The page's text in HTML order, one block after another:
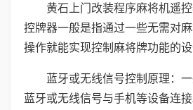
黄石上门改装程序麻将机遥
控牌器一般是指通过一些无需对
操作就能实现控制麻将牌功能的设
蓝牙或无线信号控制原理：
蓝牙或无线信号与手机等设备连